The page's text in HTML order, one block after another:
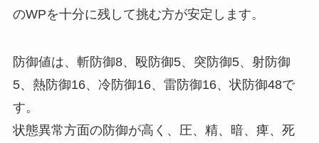
のWPを十分に残して挑む方が安定します。
防御値は、斬防御8、殴防御5、突防御5、射防御
5、熱防御16、冷防御16、雷防御16、状防御48で
す。
状態異常方面の防御が高く、圧、精、暗、痺、死